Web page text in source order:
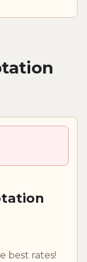
best rates!